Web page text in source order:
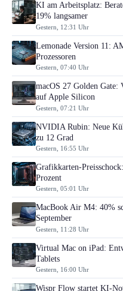
KI am Arbeitsplatz:
19% langsamer
Gestern, 12:31 Uhr
Lemonade Version 11:
Prozessoren
Gestern, 07:40 Uhr
macOS 27 Golden
auf Apple Silicon
Gestern, 07:21 Uhr
NVIDIA Rubin: Neue
zu 12 Grad
Gestern, 16:55 Uhr
Grafikkarten-
Prozent
Gestern, 05:01 Uhr
MacBook Air M4: 40%
September
Gestern, 11:28 Uhr
Virtual Mac on iPad:
Tablets
Gestern, 16:00 Uhr
Wispr Flow startet KI-